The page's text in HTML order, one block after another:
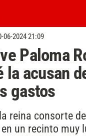
06-2024 21:09
Paloma
la acusan
gastos
reina consorte
un recinto muy